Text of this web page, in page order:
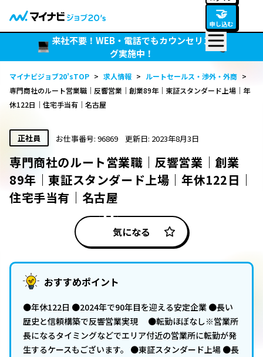
🤝
申し込む
来社不要！WEB・電話でもカウンセリン
グ実施中！
マイナビジョブ20’sTOP > 求人情報 > ルートセールス・渉外・外商 >
専門商社のルート営業職｜反響営業｜創業89年｜東証スタンダード上場｜年
休122日｜住宅手当有｜名古屋
正社員 お仕事番号: 96869 更新日: 2023年8月3日
専門商社のルート営業職｜反響営業｜創業
89年｜東証スタンダード上場｜年休122日｜
住宅手当有｜名古屋
気になる
おすすめポイント
●年休122日 ●2024年で90年目を迎える安定企業 ●長い
歴史と信頼構築で反響営業実現 ●転勤ほぼなし※営業所
長になるタイミングなどでエリア付近の営業所に転勤が発
生するケースもございます。 ●東証スタンダード上場 ●長